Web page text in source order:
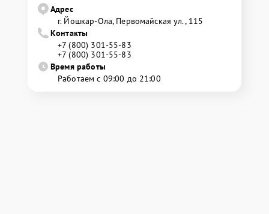
Адрес
г. Йошкар-Ола, Первомайская ул., 115
Контакты
+7 (800) 301-55-83
+7 (800) 301-55-83
Время работы
Работаем с 09:00 до 21:00